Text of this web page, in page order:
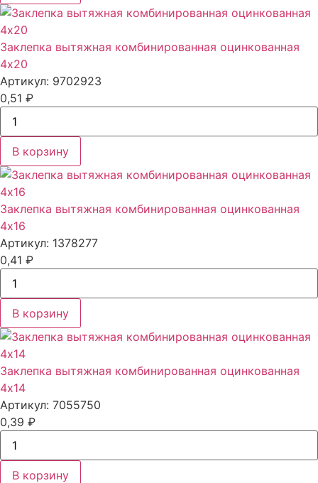
Заклепка вытяжная комбинированная оцинкованная
4x20
Артикул: 9702923
0,51 ₽
В корзину
Заклепка вытяжная комбинированная оцинкованная
4x16
Артикул: 1378277
0,41 ₽
В корзину
Заклепка вытяжная комбинированная оцинкованная
4x14
Артикул: 7055750
0,39 ₽
В корзину